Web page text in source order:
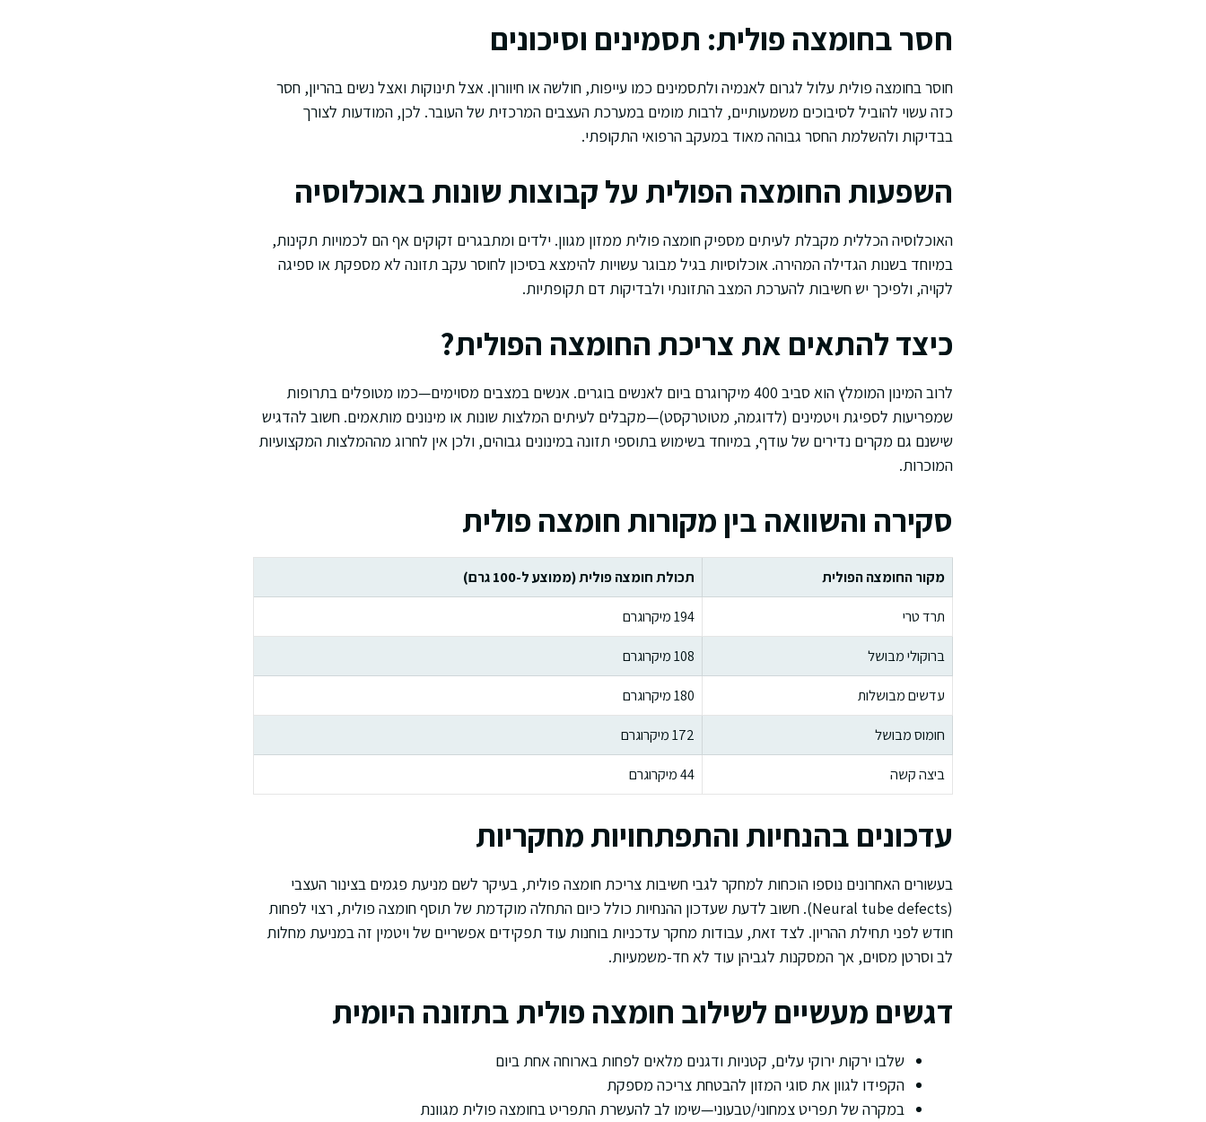
חסר בחומצה פולית: תסמינים וסיכונים
חוסר בחומצה פולית עלול לגרום לאנמיה ולתסמינים כמו עייפות, חולשה או חיוורון. אצל תינוקות ואצל נשים בהריון, חסר
כזה עשוי להוביל לסיבוכים משמעותיים, לרבות מומים במערכת העצבים המרכזית של העובר. לכן, המודעות לצורך
בבדיקות ולהשלמת החסר גבוהה מאוד במעקב הרפואי התקופתי.
השפעות החומצה הפולית על קבוצות שונות באוכלוסיה
האוכלוסיה הכללית מקבלת לעיתים מספיק חומצה פולית ממזון מגוון. ילדים ומתבגרים זקוקים אף הם לכמויות תקינות,
במיוחד בשנות הגדילה המהירה. אוכלוסיות בגיל מבוגר עשויות להימצא בסיכון לחוסר עקב תזונה לא מספקת או ספיגה
לקויה, ולפיכך יש חשיבות להערכת המצב התזונתי ולבדיקות דם תקופתיות.
כיצד להתאים את צריכת החומצה הפולית?
לרוב המינון המומלץ הוא סביב 400 מיקרוגרם ביום לאנשים בוגרים. אנשים במצבים מסוימים—כמו מטופלים בתרופות
שמפריעות לספיגת ויטמינים (לדוגמה, מטוטרקסט)—מקבלים לעיתים המלצות שונות או מינונים מותאמים. חשוב להדגיש
שישנם גם מקרים נדירים של עודף, במיוחד בשימוש בתוספי תזונה במינונים גבוהים, ולכן אין לחרוג מההמלצות המקצועיות
המוכרות.
סקירה והשוואה בין מקורות חומצה פולית
מקור החומצה הפולית
תכולת חומצה פולית (ממוצע ל-100 גרם)
תרד טרי
194 מיקרוגרם
ברוקולי מבושל
108 מיקרוגרם
עדשים מבושלות
180 מיקרוגרם
חומוס מבושל
172 מיקרוגרם
ביצה קשה
44 מיקרוגרם
עדכונים בהנחיות והתפתחויות מחקריות
בעשורים האחרונים נוספו הוכחות למחקר לגבי חשיבות צריכת חומצה פולית, בעיקר לשם מניעת פגמים בצינור העצבי
(Neural tube defects). חשוב לדעת שעדכון ההנחיות כולל כיום התחלה מוקדמת של תוסף חומצה פולית, רצוי לפחות
חודש לפני תחילת ההריון. לצד זאת, עבודות מחקר עדכניות בוחנות עוד תפקידים אפשריים של ויטמין זה במניעת מחלות
לב וסרטן מסוים, אך המסקנות לגביהן עוד לא חד-משמעיות.
דגשים מעשיים לשילוב חומצה פולית בתזונה היומית
שלבו ירקות ירוקי עלים, קטניות ודגנים מלאים לפחות בארוחה אחת ביום
הקפידו לגוון את סוגי המזון להבטחת צריכה מספקת
במקרה של תפריט צמחוני/טבעוני—שימו לב להעשרת התפריט בחומצה פולית מגוונת